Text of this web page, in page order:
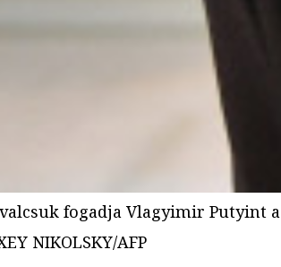
fogadja Vlagyimir Putyint
NIKOLSKY/AFP